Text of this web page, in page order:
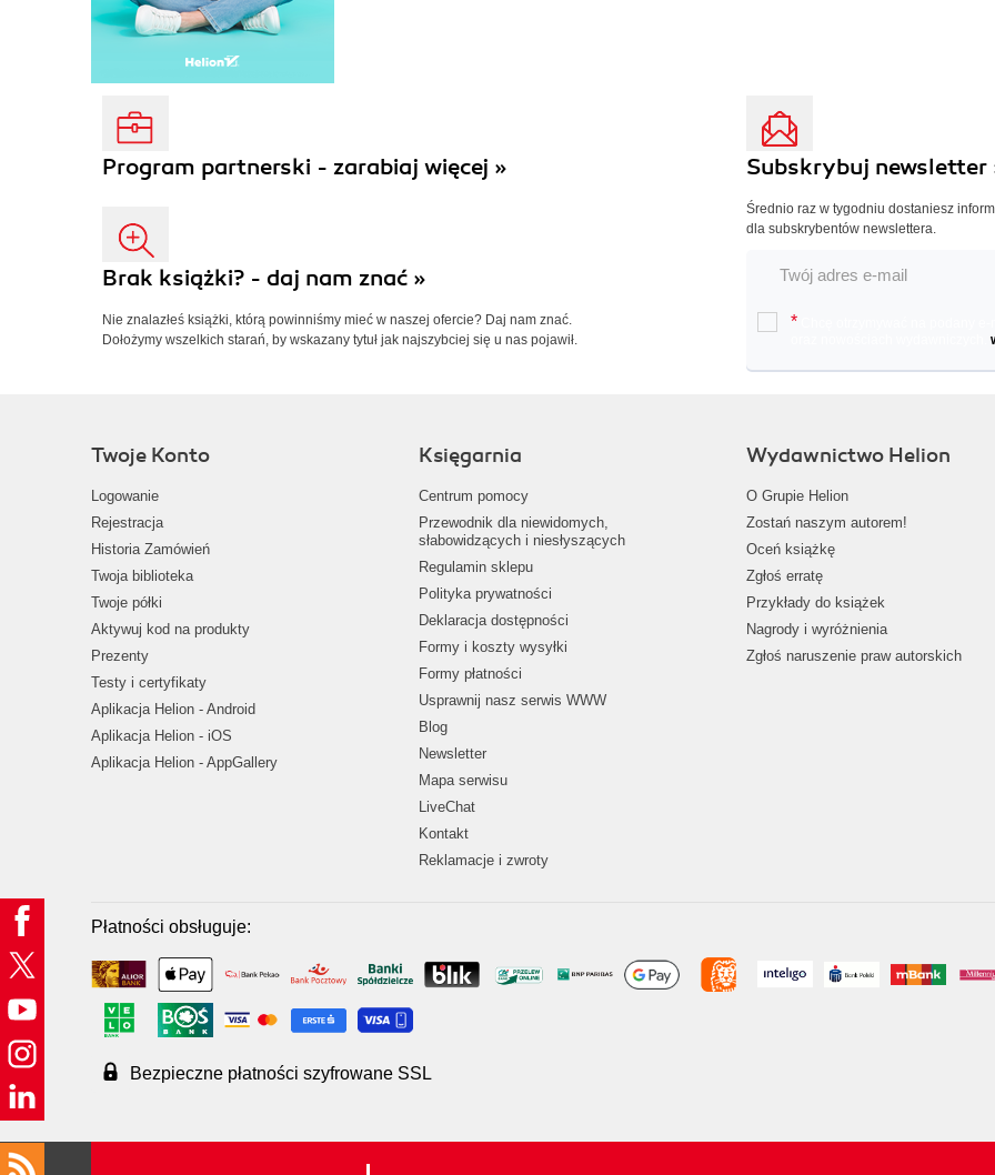
Program partnerski - zarabiaj więcej »
Brak książki? - daj nam znać »
Nie znalazłeś książki, którą powinniśmy mieć w naszej ofercie? Daj nam znać.
Dołożymy wszelkich starań, by wskazany tytuł jak najszybciej się u nas pojawił.
Subskrybuj newsletter
Średnio raz w tygodniu dostaniesz
dla subskrybentów newslettera.
*
Twoje Konto
Logowanie
Rejestracja
Historia Zamówień
Twoja biblioteka
Twoje półki
Aktywuj kod na produkty
Prezenty
Testy i certyfikaty
Aplikacja Helion - Android
Aplikacja Helion - iOS
Aplikacja Helion - AppGallery
Księgarnia
Centrum pomocy
Przewodnik dla niewidomych,
słabowidzących i niesłyszących
Regulamin sklepu
Polityka prywatności
Deklaracja dostępności
Formy i koszty wysyłki
Formy płatności
Usprawnij nasz serwis WWW
Blog
Newsletter
Mapa serwisu
LiveChat
Kontakt
Reklamacje i zwroty
Wydawnictwo Helion
O Grupie Helion
Zostań naszym autorem!
Oceń książkę
Zgłoś erratę
Przykłady do książek
Nagrody i wyróżnienia
Zgłoś naruszenie praw autorskich
Płatności obsługuje:
Bezpieczne płatności szyfrowane SSL